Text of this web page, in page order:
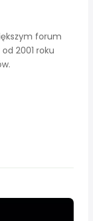
forum
2001 roku